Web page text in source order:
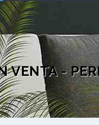
VENTA -